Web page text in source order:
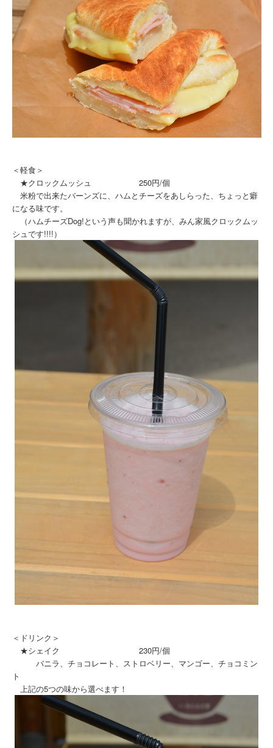
＜軽食＞
★クロックムッシュ 250円/個
米粉で出来たバーンズに、ハムとチーズをあしらった、ちょっと癖
になる味です。
（ハムチーズDog!という声も聞かれますが、みん家風クロックムッ
シュです!!!!）
＜ドリンク＞
★シェイク 230円/個
バニラ、チョコレート、ストロベリー、マンゴー、チョコミン
ト
上記の5つの味から選べます！